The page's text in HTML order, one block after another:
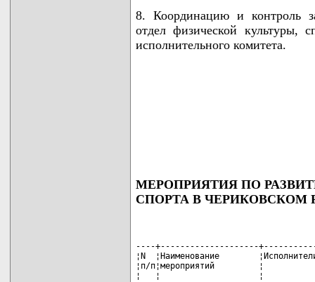
8. Координацию и контроль
отдел физической культуры,
исполнительного комитета.
МЕРОПРИЯТИЯ ПО
СПОРТА В ЧЕРИКОВСКОМ
----+--------------------+------------------+-------+-----------+--------------------
¦N  ¦Наименование        ¦Исполнители       ¦Срок   ¦Источники  ¦Ожидаемый результат¦
¦п/п¦мероприятий         ¦                  ¦испол- ¦финанси-   ¦                   ¦
¦   ¦                    ¦                  ¦нения, ¦рования    ¦                   ¦
¦   ¦                    ¦                  ¦годы   ¦           ¦                   ¦
+---+--------------------+------------------+-------+-----------+-------------------+
¦ 1 ¦         2          ¦        3         ¦  4    ¦     5     ¦         6         ¦
+---+--------------------+------------------+-------+-----------+-------------------+
¦ 1 ¦Физическое воспитание дошкольников, учащихся и студентов                       ¦
+---+--------------------+------------------+-------+-----------+-------------------+
¦1.1¦Организовать        ¦Отдел образования ¦2007 - ¦Районный   ¦Формирование       ¦
¦   ¦проведение          ¦Чериковского      ¦2010   ¦бюджет     ¦интереса к занятиям¦
¦   ¦внутришкольных и    ¦районного         ¦       ¦           ¦физической         ¦
¦   ¦районных            ¦исполнительного   ¦       ¦           ¦культурой,         ¦
¦   ¦соревнований,       ¦комитета (далее - ¦       ¦           ¦совершенствование  ¦
¦   ¦принимать участие в ¦отдел образования)¦       ¦           ¦организации        ¦
¦   ¦областных и         ¦                  ¦       ¦           ¦спортивной работы с¦
¦   ¦республиканских     ¦                  ¦       ¦           ¦учащимися          ¦
¦   ¦соревнованиях       ¦                  ¦       ¦           ¦                   ¦
+---+--------------------+------------------+-------+-----------+-------------------+
¦1.2¦Участие учреждений  ¦Отдел образования ¦2007 - ¦Районный   ¦Увеличение числа   ¦
¦   ¦образования в       ¦<*>, отдел ФКСиТ  ¦2010   ¦бюджет     ¦мероприятий        ¦
¦   ¦районных            ¦                  ¦       ¦           ¦спортивной         ¦
¦   ¦соревнованиях по    ¦                  ¦       ¦           ¦направленности.    ¦
¦   ¦месту жительства    ¦                  ¦       ¦           ¦Пропаганда         ¦
¦   ¦среди детей и       ¦                  ¦       ¦           ¦здорового образа   ¦
¦   ¦подростков,         ¦                  ¦       ¦           ¦жизни              ¦
¦   ¦проводимых          ¦                  ¦       ¦           ¦                   ¦
¦   ¦физкультурно-       ¦                  ¦       ¦           ¦                   ¦
¦   ¦спортивным клубом   ¦                  ¦       ¦           ¦                   ¦
¦   ¦отдела физической   ¦                  ¦       ¦           ¦                   ¦
¦   ¦культуры, спорта и  ¦                  ¦       ¦           ¦                   ¦
¦   ¦туризма Чериковского¦                  ¦       ¦           ¦                   ¦
¦   ¦районного           ¦                  ¦       ¦           ¦                   ¦
¦   ¦исполнительного     ¦                  ¦       ¦           ¦                   ¦
¦   ¦комитета (далее -   ¦                  ¦       ¦           ¦                   ¦
¦   ¦отдел ФКСиТ)        ¦                  ¦       ¦           ¦                   ¦
+---+--------------------+------------------+-------+-----------+-------------------+
¦1.3¦Проводить смотр-    ¦Отдел образования,¦2007 - ¦Районный   ¦Совершенствование  ¦
¦   ¦конкурс уровня      ¦отдел ФКСиТ       ¦2010   ¦бюджет     ¦организации        ¦
¦   ¦физической          ¦                  ¦(2 раза¦           ¦спортивно-массовой ¦
¦   ¦подготовленности    ¦                  ¦в год) ¦           ¦работы с учащимися ¦
¦   ¦юношей допризывного ¦                  ¦       ¦           ¦                   ¦
¦   ¦и призывного        ¦                  ¦       ¦           ¦                   ¦
¦   ¦возраста по         ¦                  ¦       ¦           ¦                   ¦
¦   ¦программе           ¦                  ¦       ¦           ¦                   ¦
¦   ¦прикладного         ¦                  ¦       ¦           ¦                   ¦
¦   ¦физкультурно-       ¦                  ¦       ¦           ¦                   ¦
¦   ¦спортивного